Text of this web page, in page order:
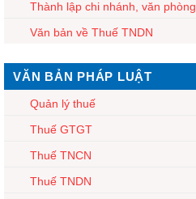
Thành lập chi nhánh, văn phòng
Văn bản về Thuế TNDN
VĂN BẢN PHÁP LUẬT
Quản lý thuế
Thuế GTGT
Thuế TNCN
Thuế TNDN